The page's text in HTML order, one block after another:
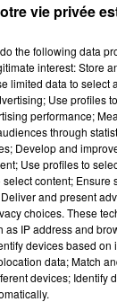
DE
du
JouéClub est
17h00
17h00
vie privée
do the following data
interest: Store
limited data to select
Use profiles
performance;
through
Develop and
Use profiles to
content; Ensure
and present
choices. These
as IP address and
devices based on
data; Match
devices; Identify